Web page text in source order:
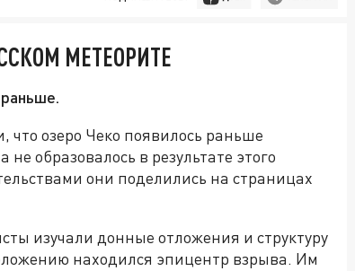
МЕТЕОРИТЕ
озеро Чеко появилось раньше
не образовалось в результате этого
они поделились на страницах
изучали донные отложения и структуру
находился эпицентр взрыва. Им